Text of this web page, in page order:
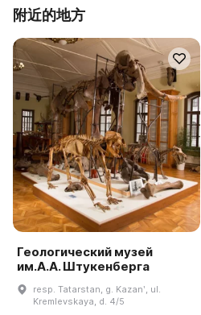
附近的地方
Геологический музей
им.А.А. Штукенберга
resp. Tatarstan, g. Kazanʹ, ul.
Kremlevskaya, d. 4/5